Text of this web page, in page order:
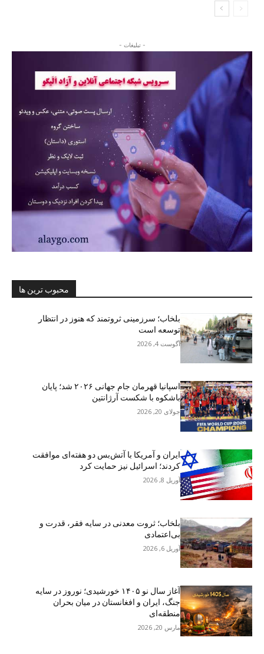
- تبلیغات -
محبوب ترین ها
بلخاب؛ سرزمینی ثروتمند که هنوز در انتظار
توسعه است
آگوست 4, 2026
اسپانیا قهرمان جام جهانی ۲۰۲۶ شد؛ پایان
باشکوه با شکست آرژانتین
جولای 20, 2026
ایران و آمریکا با آتش‌بس دو هفته‌ای موافقت
کردند؛ اسرائیل نیز حمایت کرد
آوریل 8, 2026
بلخاب؛ ثروت معدنی در سایه فقر، قدرت و
بی‌اعتمادی
آوریل 6, 2026
آغاز سال نو ۱۴۰۵ خورشیدی؛ نوروز در سایه
جنگ، ایران و افغانستان در میان بحران
منطقه‌ای
مارس 20, 2026